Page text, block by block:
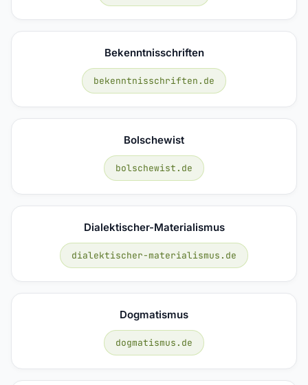
Bekenntnisschriften
bekenntnisschriften.de
Bolschewist
bolschewist.de
Dialektischer-Materialismus
dialektischer-materialismus.de
Dogmatismus
dogmatismus.de